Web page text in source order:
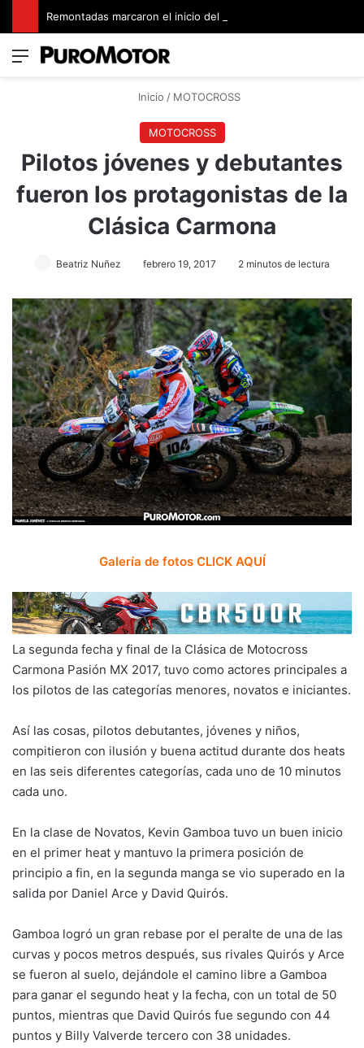
Menú
Inicio / MOTOCROSS
MOTOCROSS
Pilotos jóvenes y debutantes
fueron los protagonistas de la
Clásica Carmona
Beatriz Nuñez febrero 19, 2017 2 minutos de lectura
Galería de fotos CLICK AQUÍ
La segunda fecha y final de la Clásica de Motocross
Carmona Pasión MX 2017, tuvo como actores principales a
los pilotos de las categorías menores, novatos e iniciantes.
Así las cosas, pilotos debutantes, jóvenes y niños,
compitieron con ilusión y buena actitud durante dos heats
en las seis diferentes categorías, cada uno de 10 minutos
cada uno.
En la clase de Novatos, Kevin Gamboa tuvo un buen inicio
en el primer heat y mantuvo la primera posición de
principio a fin, en la segunda manga se vio superado en la
salida por Daniel Arce y David Quirós.
Gamboa logró un gran rebase por el peralte de una de las
curvas y pocos metros después, sus rivales Quirós y Arce
se fueron al suelo, dejándole el camino libre a Gamboa
para ganar el segundo heat y la fecha, con un total de 50
puntos, mientras que David Quirós fue segundo con 44
puntos y Billy Valverde tercero con 38 unidades.